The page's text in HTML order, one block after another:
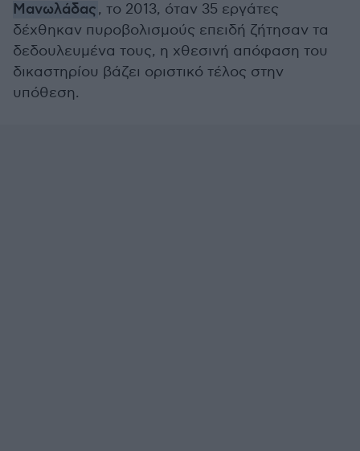
Μανωλάδας, το 2013, όταν 35 εργάτες
δέχθηκαν πυροβολισμούς επειδή ζήτησαν τα
δεδουλευμένα τους, η χθεσινή απόφαση του
δικαστηρίου βάζει οριστικό τέλος στην
υπόθεση.